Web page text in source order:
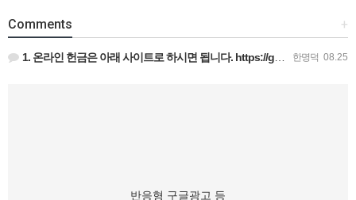
+
Comments
한명덕 08.25
1. 온라인 헌금은 아래 사이트로 하시면 됩니다. https://gofund.me/009a4120 도네이션 …
반응형 구글광고 등